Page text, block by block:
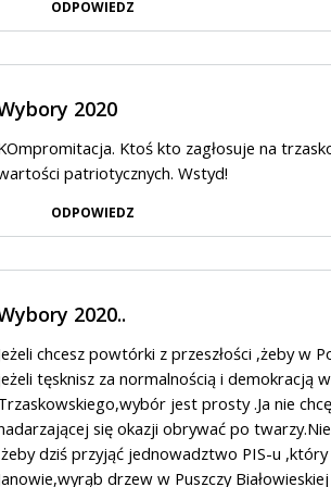
ODPOWIEDZ
2020
Ktoś kto zagłosuje na
patriotycznych. Wstyd!
ODPOWIEDZ
2020..
chcesz powtórki z przeszłości ,żeby w
tęsknisz za normalnością i demokracją
jest prosty .Ja nie
się okazji obrywać po
dziś przyjąć jednowadztwo PIS-u
drzew w Puszczy